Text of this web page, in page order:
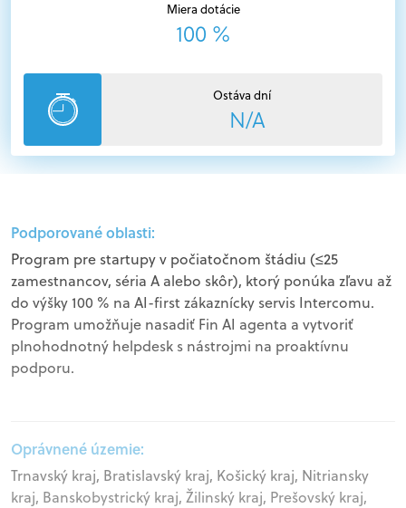
Miera dotácie
100 %
Ostáva dní
N/A
Podporované oblasti:
Program pre startupy v počiatočnom štádiu (≤25
zamestnancov, séria A alebo skôr), ktorý ponúka zľavu až
do výšky 100 % na AI-first zákaznícky servis Intercomu.
Program umožňuje nasadiť Fin AI agenta a vytvoriť
plnohodnotný helpdesk s nástrojmi na proaktívnu
podporu.
Oprávnené územie:
Trnavský kraj, Bratislavský kraj, Košický kraj, Nitriansky
kraj, Banskobystrický kraj, Žilinský kraj, Prešovský kraj,